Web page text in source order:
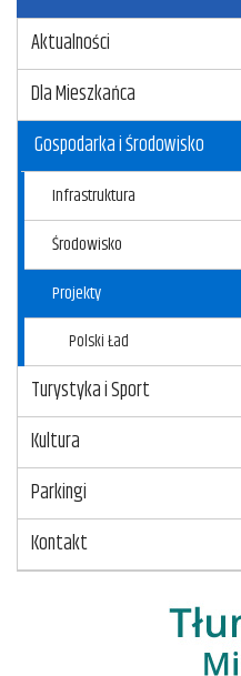
e
b
o
o
k
t
r
i
Aktualności
Dla Mieszkańca
Gospodarka i Środowisko
Infrastruktura
Środowisko
Projekty
Polski Ład
Turystyka i Sport
Kultura
Parkingi
Kontakt